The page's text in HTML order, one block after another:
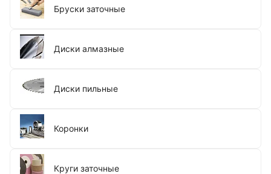
Бруски заточные
Диски алмазные
Диски пильные
Коронки
Круги заточные